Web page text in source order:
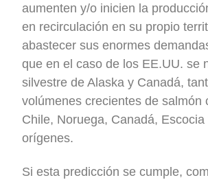
aumenten y/o inicien la
en recirculación en su propio
abastecer sus enormes
que en el caso de los EE.UU. se
silvestre de Alaska y Canadá,
volúmenes crecientes de salmón
Chile, Noruega, Canadá, Escocia
orígenes.
Si esta predicción se cumple,